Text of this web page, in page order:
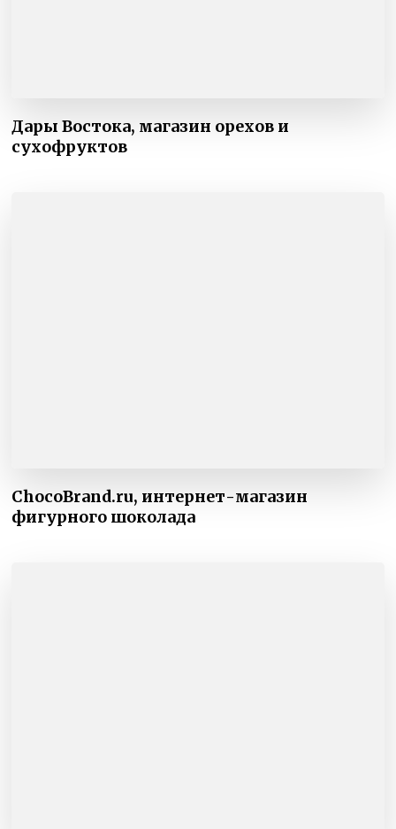
Дары Востока, магазин орехов и
сухофруктов
ChocoBrand.ru, интернет-магазин
фигурного шоколада